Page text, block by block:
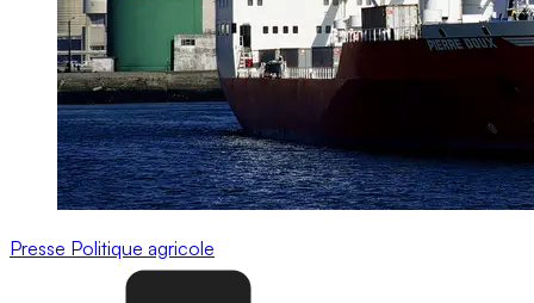
Presse Politique agricole